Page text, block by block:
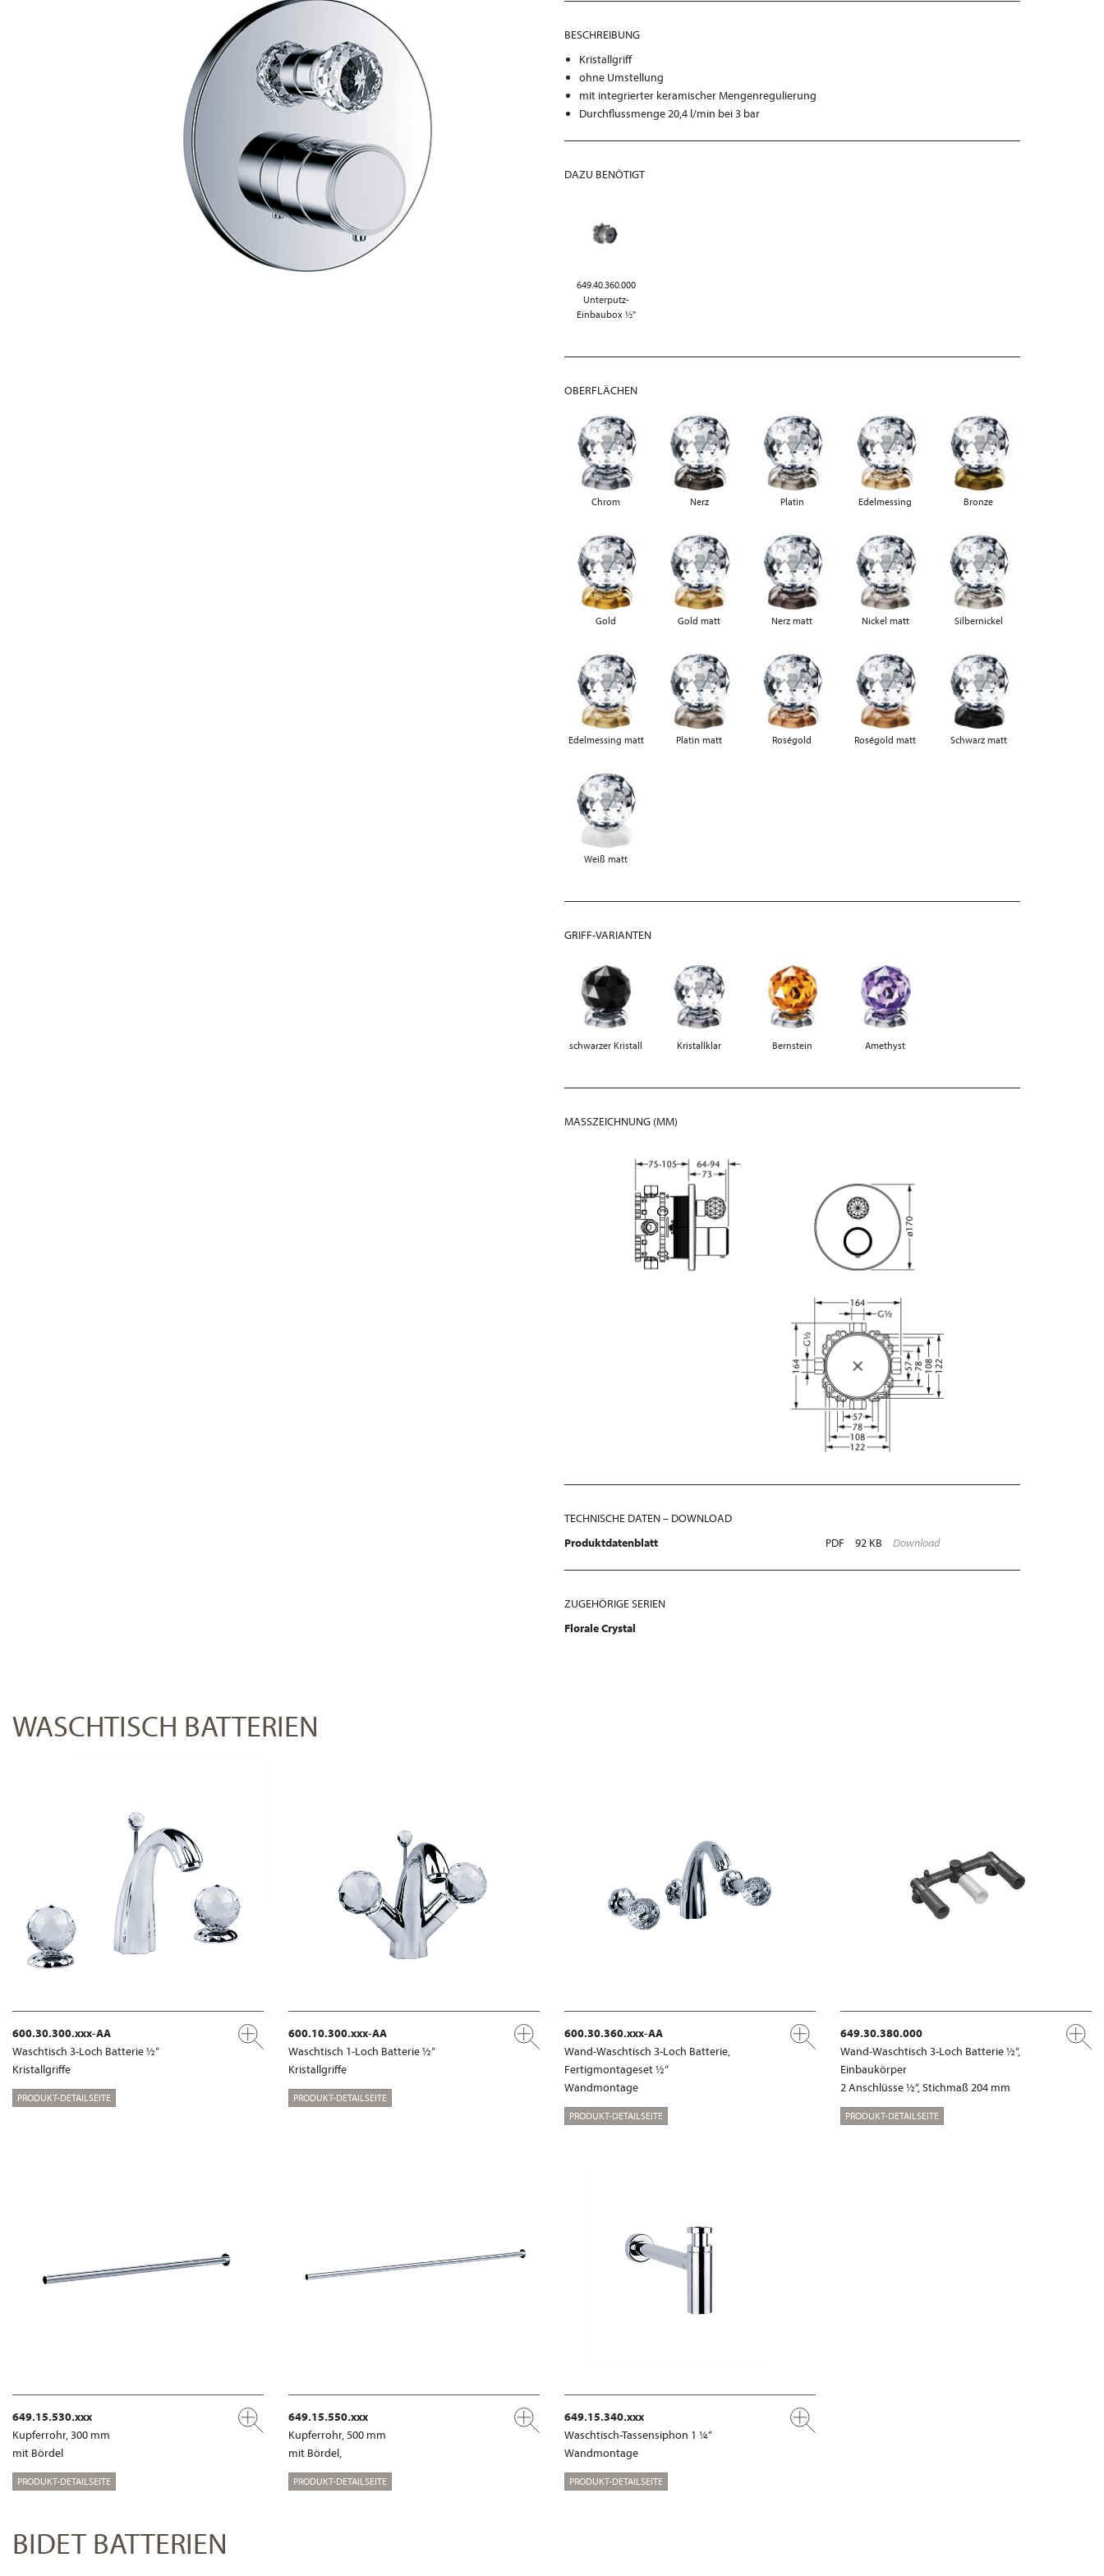
BESCHREIBUNG
Kristallgriff
ohne Umstellung
mit integrierter keramischer Mengenregulierung
Durchflussmenge 20,4 l/min bei 3 bar
DAZU BENÖTIGT
649.40.360.000
Unterputz-
Einbaubox ½"
OBERFLÄCHEN
Chrom Nerz Platin Edelmessing Bronze
Gold Gold matt Nerz matt Nickel matt Silbernickel
Edelmessing matt Platin matt Roségold Roségold matt Schwarz matt
Weiß matt
GRIFF-VARIANTEN
schwarzer Kristall Kristallklar Bernstein Amethyst
MASSZEICHNUNG (MM)
TECHNISCHE DATEN – DOWNLOAD
Produktdatenblatt
PDF 92 KB Download
ZUGEHÖRIGE SERIEN
Florale Crystal
WASCHTISCH BATTERIEN
600.30.300.xxx-AA
Waschtisch 3-Loch Batterie ½“
Kristallgriffe
PRODUKT-DETAILSEITE
600.10.300.xxx-AA
Waschtisch 1-Loch Batterie ½“
Kristallgriffe
PRODUKT-DETAILSEITE
600.30.360.xxx-AA
Wand-Waschtisch 3-Loch Batterie,
Fertigmontageset ½“
Wandmontage
PRODUKT-DETAILSEITE
649.30.380.000
Wand-Waschtisch 3-Loch Batterie ½“,
Einbaukörper
2 Anschlüsse ½“, Stichmaß 204 mm
PRODUKT-DETAILSEITE
649.15.530.xxx
Kupferrohr, 300 mm
mit Bördel
PRODUKT-DETAILSEITE
649.15.550.xxx
Kupferrohr, 500 mm
mit Bördel,
PRODUKT-DETAILSEITE
649.15.340.xxx
Waschtisch-Tassensiphon 1 ¼“
Wandmontage
PRODUKT-DETAILSEITE
BIDET BATTERIEN